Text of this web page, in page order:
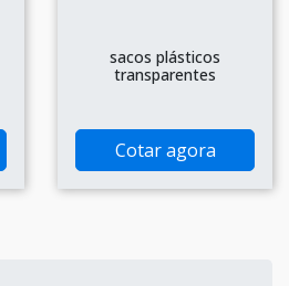
sacos plásticos
transparentes
Cotar agora